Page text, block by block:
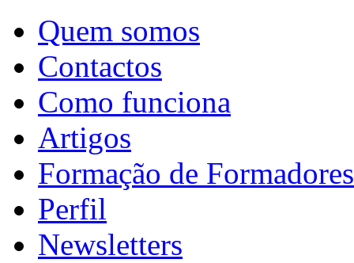
Quem somos
Contactos
Como funciona
Artigos
Formação de Formadores
Perfil
Newsletters